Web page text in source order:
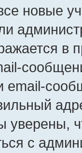
новые
в
email-
уверены,
с